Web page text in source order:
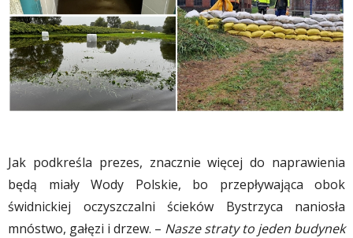
Jak podkreśla prezes, znacznie więcej do naprawienia
będą miały Wody Polskie, bo przepływająca obok
świdnickiej oczyszczalni ścieków Bystrzyca naniosła
mnóstwo, gałęzi i drzew. – Nasze straty to jeden budynek